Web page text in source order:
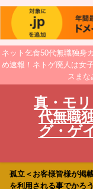
ネット乞食50代無職独身
め速報！ネトゲ廃人は女
スまな
真・モ
代無職
グ・ゲ
孤立＜お客様皆様が掲
を利用される事でかろ